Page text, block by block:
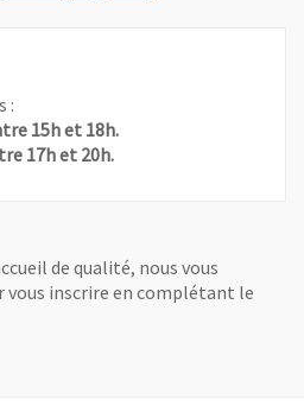
:
15h et 18h.
17h et 20h.
de qualité, nous vous
vous inscrire en complétant le
une nouvelle fenêtre